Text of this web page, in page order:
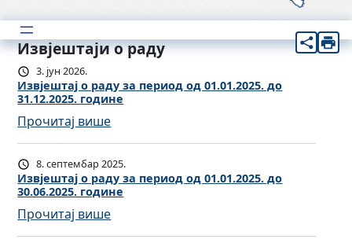
Извјештаји о раду
3. јун 2026.
Извјештај о раду за период од 01.01.2025. до
31.12.2025. године
Прочитај више:
И
з
в
ј
е
ш
8. септембар 2025.
Извјештај о раду за период од 01.01.2025. до
30.06.2025. године
Прочитај више:
И